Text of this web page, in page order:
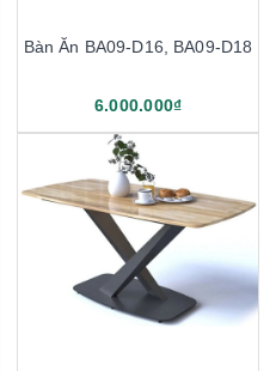
Bàn Ăn BA09-D16, BA09-D18
6.000.000₫